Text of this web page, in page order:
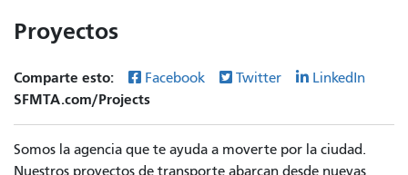
Proyectos
Comparte esto: Facebook Twitter LinkedIn
SFMTA.com/Projects
Somos la agencia que te ayuda a moverte por la ciudad.
Nuestros proyectos de transporte abarcan desde nuevas